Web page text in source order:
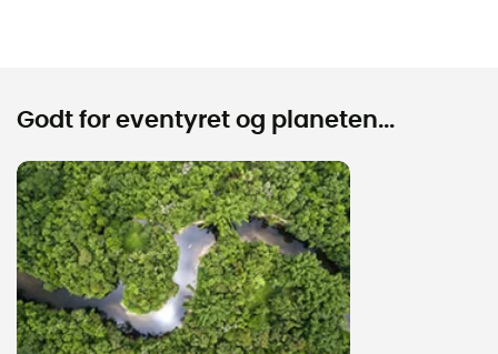
Godt for eventyret og planeten...